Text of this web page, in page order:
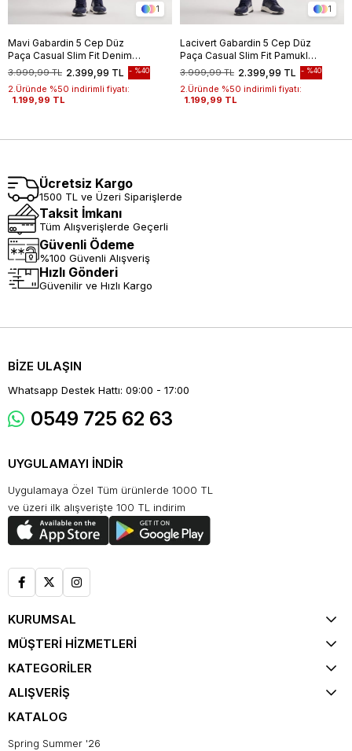
1
Mavi Gabardin 5 Cep Düz
Paça Casual Slim Fit Denim
Pantolon 1023255152-
2.399,99 TL
3.999,99 TL %40
2.Üründe %50 indirimli fiyatı:
1.199,99 TL
1
Lacivert Gabardin 5 Cep Düz
Paça Casual Slim Fit Pamuklu
Denim Pantolon 1023255151
2.399,99 TL
3.999,99 TL %40
2.Üründe %50 indirimli fiyatı:
1.199,99 TL
Ücretsiz Kargo
1500 TL ve Üzeri Siparişlerde
Taksit İmkanı
Tüm Alışverişlerde Geçerli
Güvenli Ödeme
%100 Güvenli Alışveriş
Hızlı Gönderi
Güvenilir ve Hızlı Kargo
BİZE ULAŞIN
Whatsapp Destek Hattı: 09:00 - 17:00
0549 725 62 63
UYGULAMAYI İNDİR
Uygulamaya Özel Tüm ürünlerde 1000 TL
ve üzeri ilk alışverişte 100 TL indirim
KURUMSAL
MÜŞTERİ HİZMETLERİ
KATEGORİLER
ALIŞVERİŞ
KATALOG
Spring Summer '26